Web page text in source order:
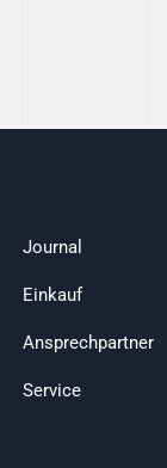
Journal
Einkauf
Ansprechpartner
Service